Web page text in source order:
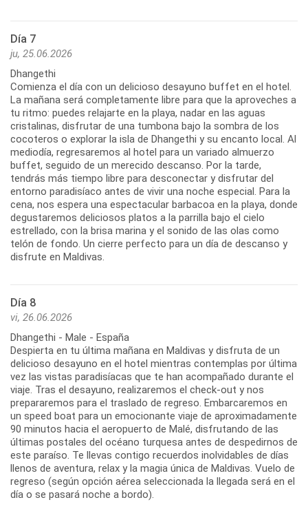
Día 7
ju, 25.06.2026
Dhangethi
Comienza el día con un delicioso desayuno buffet en el hotel.
La mañana será completamente libre para que la aproveches a
tu ritmo: puedes relajarte en la playa, nadar en las aguas
cristalinas, disfrutar de una tumbona bajo la sombra de los
cocoteros o explorar la isla de Dhangethi y su encanto local. Al
mediodía, regresaremos al hotel para un variado almuerzo
buffet, seguido de un merecido descanso. Por la tarde,
tendrás más tiempo libre para desconectar y disfrutar del
entorno paradisíaco antes de vivir una noche especial. Para la
cena, nos espera una espectacular barbacoa en la playa, donde
degustaremos deliciosos platos a la parrilla bajo el cielo
estrellado, con la brisa marina y el sonido de las olas como
telón de fondo. Un cierre perfecto para un día de descanso y
disfrute en Maldivas.
Día 8
vi, 26.06.2026
Dhangethi - Male - España
Despierta en tu última mañana en Maldivas y disfruta de un
delicioso desayuno en el hotel mientras contemplas por última
vez las vistas paradisíacas que te han acompañado durante el
viaje. Tras el desayuno, realizaremos el check-out y nos
prepararemos para el traslado de regreso. Embarcaremos en
un speed boat para un emocionante viaje de aproximadamente
90 minutos hacia el aeropuerto de Malé, disfrutando de las
últimas postales del océano turquesa antes de despedirnos de
este paraíso. Te llevas contigo recuerdos inolvidables de días
llenos de aventura, relax y la magia única de Maldivas. Vuelo de
regreso (según opción aérea seleccionada la llegada será en el